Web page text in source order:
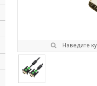
Наведите